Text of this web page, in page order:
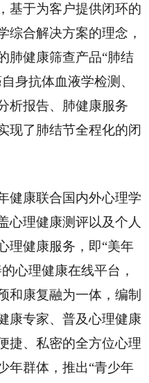
基于为客户提供闭环的
综合解决方案的理念，
肺健康筛查产品“肺结
身抗体血液学检测、
析报告、肺健康服务
现了肺结节全程化的闭
健康联合国内外心理学
心理健康测评以及个人
理健康服务，即“美年
心理健康在线平台，
和康复融为一体，编制
康专家、普及心理健康
捷、私密的全方位心理
年群体，推出“青少年